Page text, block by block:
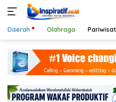
konten
Daerah Olahraga